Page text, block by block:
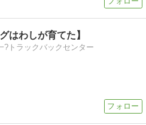
はわしが育てた】
?トラックバックセンター